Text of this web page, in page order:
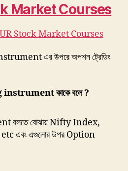
Market Courses
Stock Market Courses
এর উপরে অপশন ট্রেডিং
instrument কাকে বলে ?
বলতে বোঝায় Nifty Index,
এবং এগুলোর উপর Option